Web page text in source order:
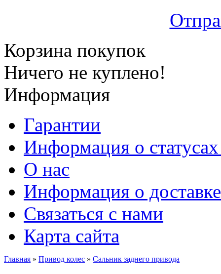
Корзина покупок
Ничего не куплено!
Информация
Гарантии
Информация о статусах
О нас
Информация о доставке
Связаться с нами
Карта сайта
Главная » Привод колес » Сальник заднего привода